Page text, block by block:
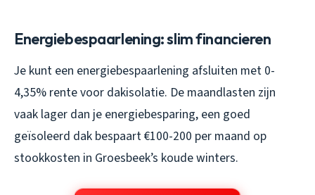
Energiebespaarlening: slim financieren
Je kunt een energiebespaarlening afsluiten met 0-
4,35% rente voor dakisolatie. De maandlasten zijn
vaak lager dan je energiebesparing, een goed
geïsoleerd dak bespaart €100-200 per maand op
stookkosten in Groesbeek’s koude winters.